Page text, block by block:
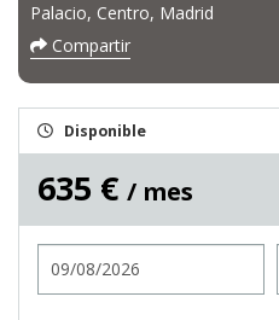
Palacio, Centro, Madrid
Compartir
Disponible
635 € / mes